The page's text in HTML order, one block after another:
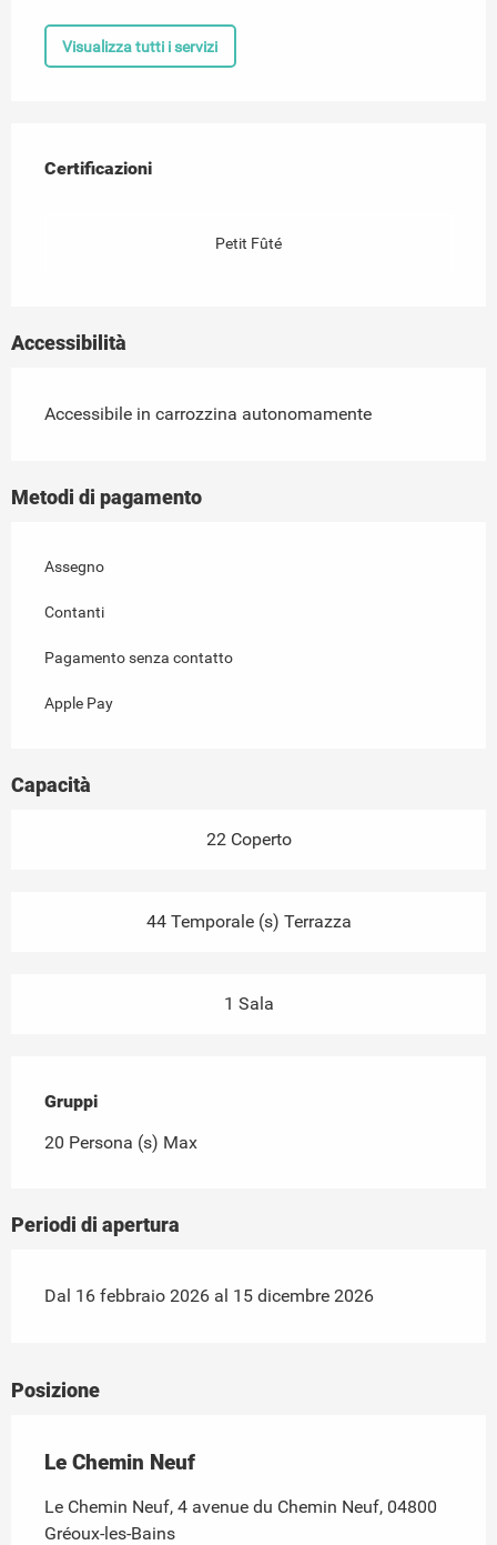
Visualizza tutti i servizi
Certificazioni
Certificazioni
Petit Fûté
Accessibilità
Accessibile in carrozzina autonomamente
Metodi di pagamento
Assegno
Contanti
Pagamento senza contatto
Apple Pay
Capacità
22 Coperto
44 Temporale (s) Terrazza
1 Sala
Gruppi
Gruppi
20 Persona (s) Max
Periodi di apertura
Dal 16 febbraio 2026 al 15 dicembre 2026
Posizione
Le Chemin Neuf
Le Chemin Neuf, 4 avenue du Chemin Neuf, 04800
Gréoux-les-Bains